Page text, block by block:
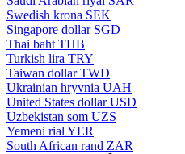
Swedish krona SEK
Singapore dollar SGD
Thai baht THB
Turkish lira TRY
Taiwan dollar TWD
Ukrainian hryvnia UAH
United States dollar USD
Uzbekistan som UZS
Yemeni rial YER
South African rand ZAR